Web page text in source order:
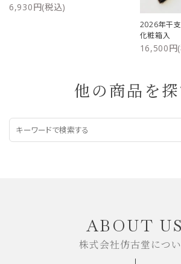
6,930円(税込)
2026年干
化粧箱入
16,500円
他の商品を探
ABOUT US
株式会社仿古堂につ